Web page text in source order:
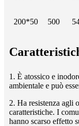
200*50 500
1. È atossico e
ambientale e può
2. Ha resistenza agli
caratteristiche. I
hanno scarso effetto